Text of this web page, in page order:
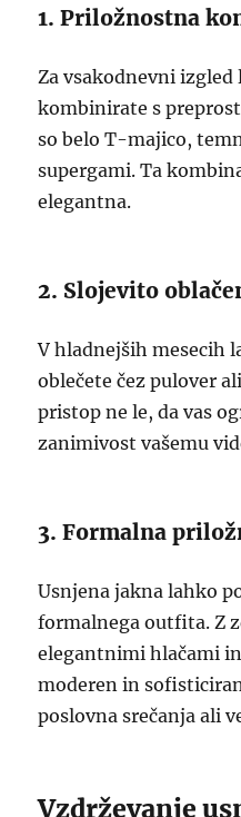
1. Priložnostna
Za vsakodnevni
kombinirate s
so belo T-majico,
supergami. Ta
elegantna.
2. Slojevito
V hladnejših mesecih
oblečete čez pulover
pristop ne le, da vas
zanimivost vašemu
3. Formalna
Usnjena jakna lahko
formalnega outfita. Z
elegantnimi hlačami
moderen in
poslovna srečanja ali
Vzdrževanje